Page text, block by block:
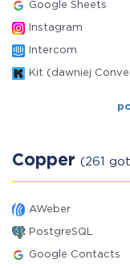
Google Sheets
Instagram
Intercom
Kit (dawniej
Copper (261
AWeber
PostgreSQL
Google Contacts